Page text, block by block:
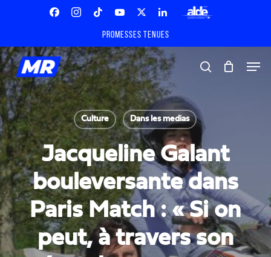
content
Twitter
Linkedin ALDE
Promesses tenues
search
Culture Dans les medias
Jacqueline Galant
bouleversante dans
Paris Match : « Si on
peut, à travers son